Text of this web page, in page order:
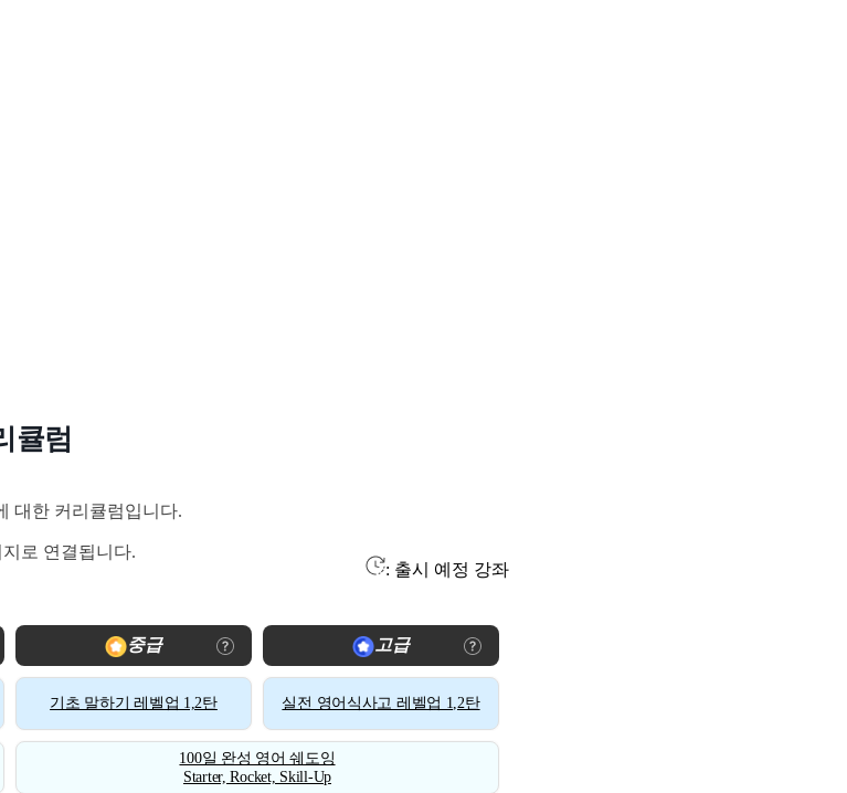
큘럼
대한 커리큘럼입니다.
로 연결됩니다.
: 출시 예정 강좌
중급 고급
기초 말하기 레벨업 1,2탄 실전 영어식사고 레벨업 1,2탄
100일 완성 영어 쉐도잉
Starter, Rocket, Skill-Up